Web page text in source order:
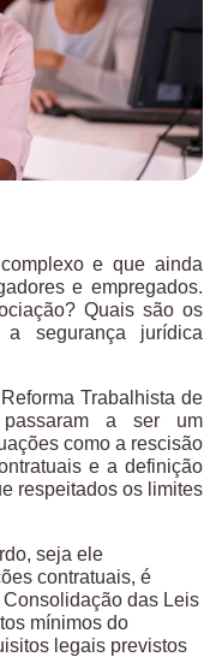
e que ainda
e empregados.
Quais são os
segurança jurídica
Trabalhista de
passaram a ser um
como a rescisão
e a definição
respeitados os limites
seja ele
contratuais, é
das Leis
mínimos do
legais previstos